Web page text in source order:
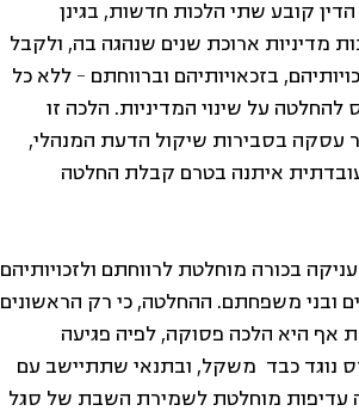
הדין קובע שתי הלכות חדשות, בגינן
ארוכת שנים שנהגה בה, ולקבל
בזכאויותיהם וברווחתם - ללא כל
על שינוי המדיניות. הלכה זו
עסקה בסבירות שיקול הדעת המנהלי,
איתנה בטרם קבלת החלטה
בכורה מוחלטת לרווחתם ולזכויותיהם
ובני משפחתם. ההחלטה, כי רק הראשונים
אף היא הלכה פסוקה, לפיה פגיעה
נוגד כבד  משקל, ובתנאי שתתיישב עם
עדיפות מוחלטת לשמירת השבת של סגל